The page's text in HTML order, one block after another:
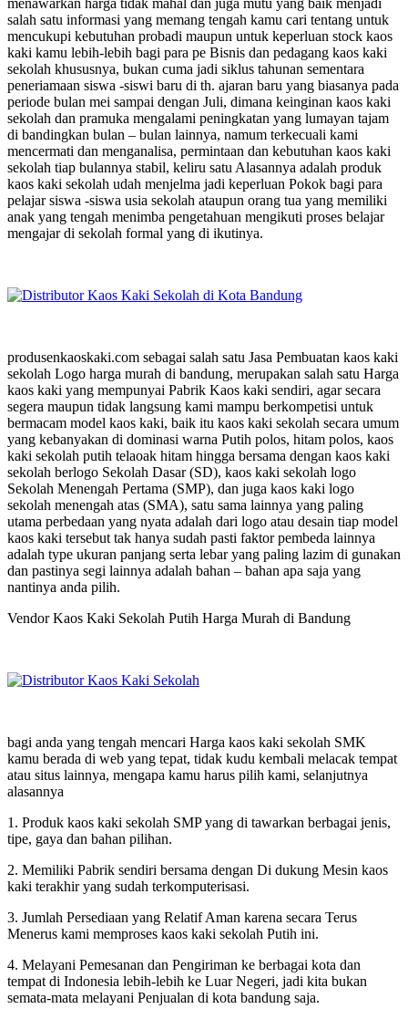
salah satu informasi yang memang tengah kamu cari tentang untuk
mencukupi kebutuhan probadi maupun untuk keperluan stock kaos
kaki kamu lebih-lebih bagi para pe Bisnis dan pedagang kaos kaki
sekolah khususnya, bukan cuma jadi siklus tahunan sementara
peneriamaan siswa -siswi baru di th. ajaran baru yang biasanya pada
periode bulan mei sampai dengan Juli, dimana keinginan kaos kaki
sekolah dan pramuka mengalami peningkatan yang lumayan tajam
di bandingkan bulan – bulan lainnya, namum terkecuali kami
mencermati dan menganalisa, permintaan dan kebutuhan kaos kaki
sekolah tiap bulannya stabil, keliru satu Alasannya adalah produk
kaos kaki sekolah udah menjelma jadi keperluan Pokok bagi para
pelajar siswa -siswa usia sekolah ataupun orang tua yang memiliki
anak yang tengah menimba pengetahuan mengikuti proses belajar
mengajar di sekolah formal yang di ikutinya.
produsenkaoskaki.com sebagai salah satu Jasa Pembuatan kaos kaki
sekolah Logo harga murah di bandung, merupakan salah satu Harga
kaos kaki yang mempunyai Pabrik Kaos kaki sendiri, agar secara
segera maupun tidak langsung kami mampu berkompetisi untuk
bermacam model kaos kaki, baik itu kaos kaki sekolah secara umum
yang kebanyakan di dominasi warna Putih polos, hitam polos, kaos
kaki sekolah putih telaoak hitam hingga bersama dengan kaos kaki
sekolah berlogo Sekolah Dasar (SD), kaos kaki sekolah logo
Sekolah Menengah Pertama (SMP), dan juga kaos kaki logo
sekolah menengah atas (SMA), satu sama lainnya yang paling
utama perbedaan yang nyata adalah dari logo atau desain tiap model
kaos kaki tersebut tak hanya sudah pasti faktor pembeda lainnya
adalah type ukuran panjang serta lebar yang paling lazim di gunakan
dan pastinya segi lainnya adalah bahan – bahan apa saja yang
nantinya anda pilih.
Vendor Kaos Kaki Sekolah Putih Harga Murah di Bandung
bagi anda yang tengah mencari Harga kaos kaki sekolah SMK
kamu berada di web yang tepat, tidak kudu kembali melacak tempat
atau situs lainnya, mengapa kamu harus pilih kami, selanjutnya
alasannya
1. Produk kaos kaki sekolah SMP yang di tawarkan berbagai jenis,
tipe, gaya dan bahan pilihan.
2. Memiliki Pabrik sendiri bersama dengan Di dukung Mesin kaos
kaki terakhir yang sudah terkomputerisasi.
3. Jumlah Persediaan yang Relatif Aman karena secara Terus
Menerus kami memproses kaos kaki sekolah Putih ini.
4. Melayani Pemesanan dan Pengiriman ke berbagai kota dan
tempat di Indonesia lebih-lebih ke Luar Negeri, jadi kita bukan
semata-mata melayani Penjualan di kota bandung saja.